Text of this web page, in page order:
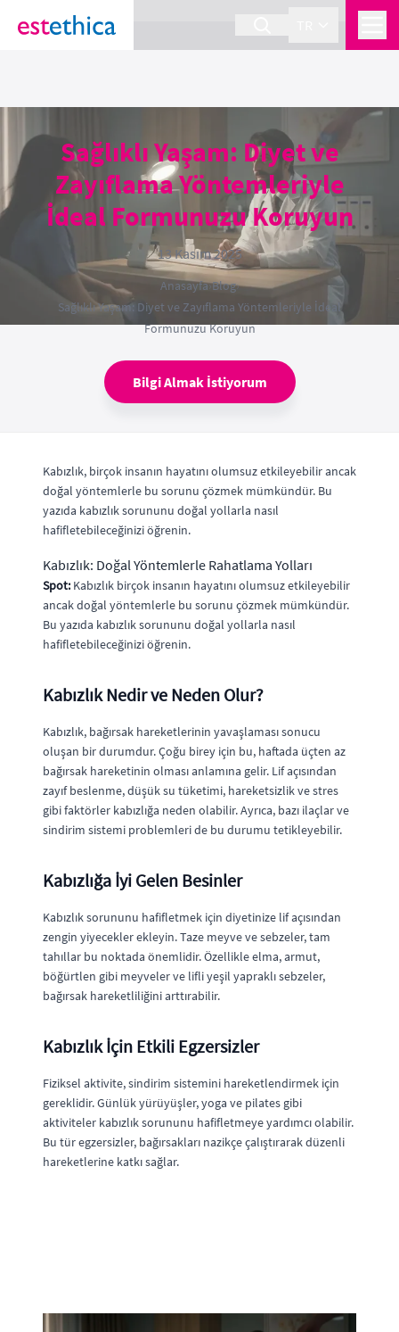
section Service {
Sağlıklı Yaşam: Diyet ve
Zayıflama Yöntemleriyle
İdeal Formunuzu Koruyun
13 Kasım 2025
Anasayfa›Blog›
Sağlıklı Yaşam: Diyet ve Zayıflama Yöntemleriyle İdeal
Formunuzu Koruyun
Bilgi Almak İstiyorum
Kabızlık, birçok insanın hayatını olumsuz etkileyebilir ancak
doğal yöntemlerle bu sorunu çözmek mümkündür. Bu
yazıda kabızlık sorununu doğal yollarla nasıl
hafifletebileceğinizi öğrenin.
Kabızlık: Doğal Yöntemlerle Rahatlama Yolları
Spot: Kabızlık birçok insanın hayatını olumsuz etkileyebilir
ancak doğal yöntemlerle bu sorunu çözmek mümkündür.
Bu yazıda kabızlık sorununu doğal yollarla nasıl
hafifletebileceğinizi öğrenin.
Kabızlık Nedir ve Neden Olur?
Kabızlık, bağırsak hareketlerinin yavaşlaması sonucu
oluşan bir durumdur. Çoğu birey için bu, haftada üçten az
bağırsak hareketinin olması anlamına gelir. Lif açısından
zayıf beslenme, düşük su tüketimi, hareketsizlik ve stres
gibi faktörler kabızlığa neden olabilir. Ayrıca, bazı ilaçlar ve
sindirim sistemi problemleri de bu durumu tetikleyebilir.
Kabızlığa İyi Gelen Besinler
Kabızlık sorununu hafifletmek için diyetinize lif açısından
zengin yiyecekler ekleyin. Taze meyve ve sebzeler, tam
tahıllar bu noktada önemlidir. Özellikle elma, armut,
böğürtlen gibi meyveler ve lifli yeşil yapraklı sebzeler,
bağırsak hareketliliğini arttırabilir.
Kabızlık İçin Etkili Egzersizler
Fiziksel aktivite, sindirim sistemini hareketlendirmek için
gereklidir. Günlük yürüyüşler, yoga ve pilates gibi
aktiviteler kabızlık sorununu hafifletmeye yardımcı olabilir.
Bu tür egzersizler, bağırsakları nazikçe çalıştırarak düzenli
hareketlerine katkı sağlar.